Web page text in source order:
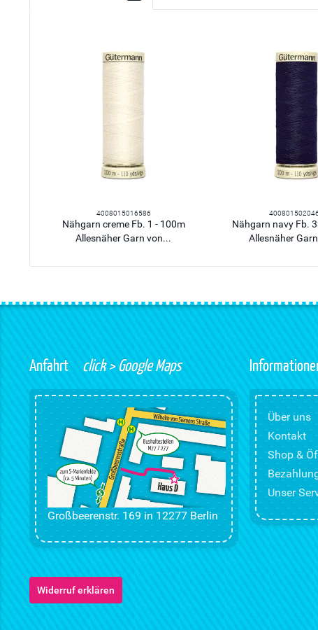
4008015016586
Nähgarn creme Fb. 1 - 100m
Allesnäher Garn von...
Nähgarn navy Fb.
Allesnäher
Anfahrt click > Google Maps
Großbeerenstr. 169 in 12277 Berlin
Über uns
Kontakt
Shop &
Unser
Widerruf erklären